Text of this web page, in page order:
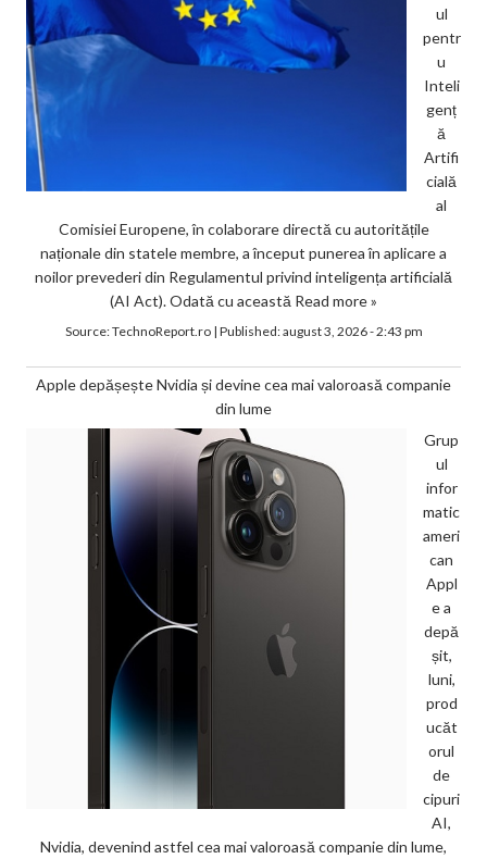
ul
pentr
u
Inteli
genț
ă
Artifi
cială
al
Comisiei Europene, în colaborare directă cu autoritățile
naționale din statele membre, a început punerea în aplicare a
noilor prevederi din Regulamentul privind inteligența artificială
(AI Act). Odată cu această Read more »
Source:TechnoReport.ro| Published:august 3, 2026 - 2:43 pm
Apple depășește Nvidia și devine cea mai valoroasă companie
din lume
Grup
ul
infor
matic
ameri
can
Appl
e a
depă
șit,
luni,
prod
ucăt
orul
de
cipuri
AI,
Nvidia, devenind astfel cea mai valoroasă companie din lume,